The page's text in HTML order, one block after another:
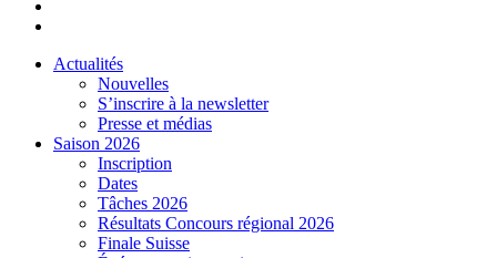
Actualités
Nouvelles
S’inscrire à la newsletter
Presse et médias
Saison 2026
Inscription
Dates
Tâches 2026
Résultats Concours régional 2026
Finale Suisse